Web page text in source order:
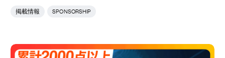
掲載情報 SPONSORSHIP